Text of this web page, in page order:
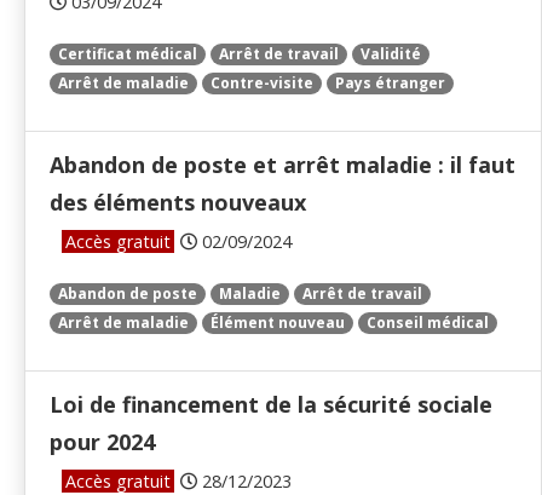
Certificat médical Arrêt de travail
Validité
Arrêt de maladie
Contre-visite Pays étranger
Abandon de poste et arrêt maladie : il faut
des éléments nouveaux
Accès gratuit 02/09/2024
Abandon de poste Maladie
Arrêt de travail
Arrêt de maladie
Élément nouveau Conseil médical
Loi de financement de la sécurité sociale
pour 2024
Accès gratuit 28/12/2023